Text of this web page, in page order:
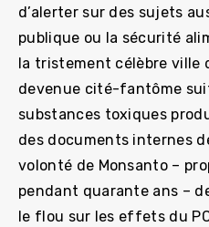
d’alerter sur des sujets
publique ou la sécurité
la tristement célèbre ville
devenue cité-fantôme
substances toxiques
des documents internes
volonté de Monsanto –
pendant quarante ans –
le flou sur les effets du